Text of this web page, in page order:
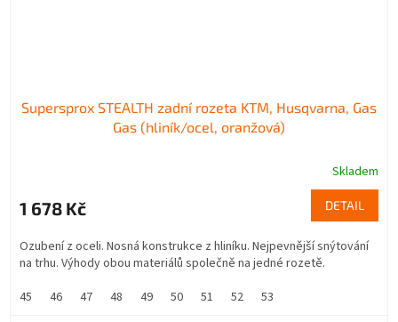
Supersprox STEALTH zadní rozeta KTM, Husqvarna, Gas
Gas (hliník/ocel, oranžová)
Skladem
1 678 Kč DETAIL
Ozubení z oceli. Nosná konstrukce z hliníku. Nejpevnější snýtování
na trhu. Výhody obou materiálů společně na jedné rozetě.
45
46 47 48 49 50 51 52 53